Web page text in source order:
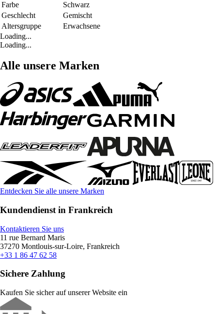
Farbe
Schwarz
Geschlecht
Gemischt
Altersgruppe
Erwachsene
Loading...
Loading...
Alle unsere Marken
Entdecken Sie alle unsere Marken
Kundendienst in Frankreich
Kontaktieren Sie uns
11 rue Bernard Maris
37270 Montlouis-sur-Loire, Frankreich
+33 1 86 47 62 58
Sichere Zahlung
Kaufen Sie sicher auf unserer Website ein